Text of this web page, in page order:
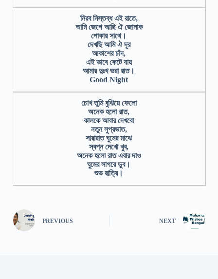
নিরব নিস্তব্ধ এই রাতে,
আমি জেগে আছি ঐ জোনাক
পোকার সাথে।
দেখছি আমি ঐ দূর
আকাশের চাঁদ,
এই ভাবে কেটে যায়
আমার দুঃখ ভরা রাত।
Good Night
চোখ তুমি বুঝিয়ে ফেলো
অনেক হলো রাত,
কালকে আবার দেখবো
নতুন সুপ্রভাত,
সারারাত ঘুমের মাঝে
স্বপ্ন দেখো খুব,
অনেক হলো রাত এবার দাও
ঘুমের সাগরে ডুব।
শুভ রাত্রি।
PREVIOUS NEXT